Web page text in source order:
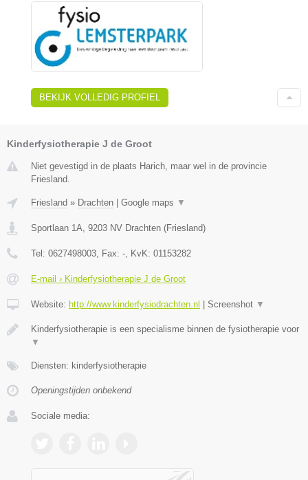
BEKIJK VOLLEDIG PROFIEL
Kinderfysiotherapie J de Groot
Niet gevestigd in de plaats Harich, maar wel in de provincie
Friesland.
Friesland » Drachten Google maps ▼
Sportlaan 1A 9203 NV Drachten (Friesland)
Tel: 0627498003 , Fax: - , KvK: 01153282
E-mail › Kinderfysiotherapie J de Groot
Website: http://www.kinderfysiodrachten.nl Screenshot ▼
Kinderfysiotherapie is een specialisme binnen de fysiotherapie voor
▼
Diensten: kinderfysiotherapie
Openingstijden onbekend
Sociale media: